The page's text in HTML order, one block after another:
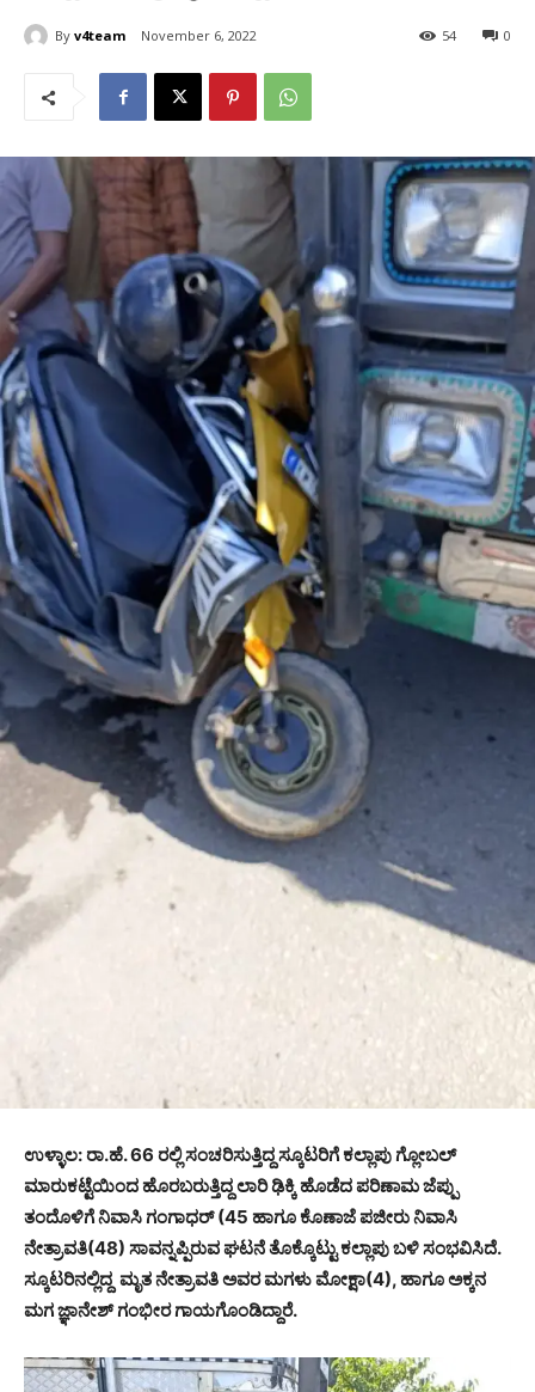
By v4team November 6, 2022 0
54
ಉಳ್ಳಾಲ: ರಾ.ಹೆ. 66 ರಲ್ಲಿ ಸಂಚರಿಸುತ್ತಿದ್ದ ಸ್ಕೂಟರಿಗೆ ಕಲ್ಲಾಪು ಗ್ಲೋಬಲ್
ಮಾರುಕಟ್ಟೆಯಿಂದ ಹೊರಬರುತ್ತಿದ್ದ ಲಾರಿ ಢಿಕ್ಕಿ ಹೊಡೆದ ಪರಿಣಾಮ ಜೆಪ್ಪು
ತಂದೊಳಿಗೆ ನಿವಾಸಿ ಗಂಗಾಧರ್ (45 ಹಾಗೂ ಕೊಣಾಜೆ ಪಜೀರು ನಿವಾಸಿ
ನೇತ್ರಾವತಿ(48) ಸಾವನ್ನಪ್ಪಿರುವ ಘಟನೆ ತೊಕ್ಕೊಟ್ಟು ಕಲ್ಲಾಪು ಬಳಿ ಸಂಭವಿಸಿದೆ.
ಸ್ಕೂಟರಿನಲ್ಲಿದ್ದ ಮೃತ ನೇತ್ರಾವತಿ ಅವರ ಮಗಳು ಮೋಕ್ಷಾ(4), ಹಾಗೂ ಅಕ್ಕನ
ಮಗ ಜ್ಞಾನೇಶ್ ಗಂಭೀರ ಗಾಯಗೊಂಡಿದ್ದಾರೆ.